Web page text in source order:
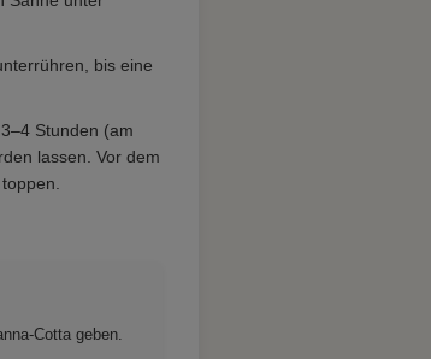
bis eine
Stunden (am
lassen. Vor dem
Cotta geben.